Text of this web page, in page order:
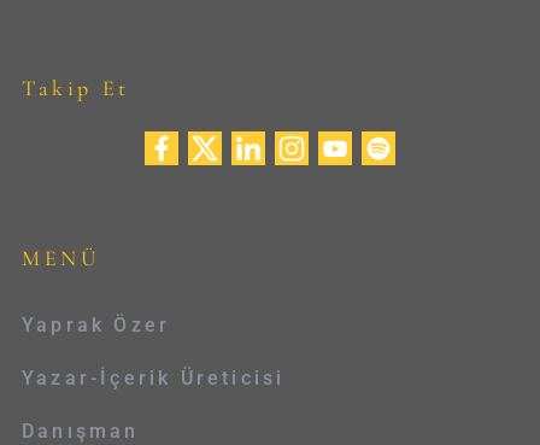
Takip Et
MENÜ
Yaprak Özer
Yazar-İçerik Üreticisi
Danışman